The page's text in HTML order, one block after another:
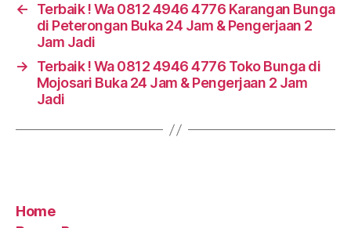
←
Terbaik ! Wa 0812 4946 4776 Karangan Bunga
di Peterongan Buka 24 Jam & Pengerjaan 2
Jam Jadi
→
Terbaik ! Wa 0812 4946 4776 Toko Bunga di
Mojosari Buka 24 Jam & Pengerjaan 2 Jam
Jadi
Home